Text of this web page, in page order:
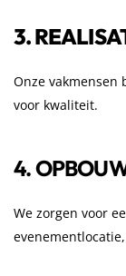
3.
Onze vakmensen
voor kwaliteit.
4.
We zorgen voor